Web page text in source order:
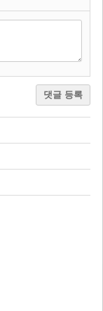
댓글 등록